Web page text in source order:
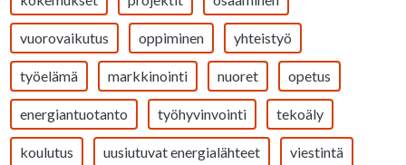
vuorovaikutus oppiminen yhteistyö
työelämä markkinointi nuoret opetus
energiantuotanto työhyvinvointi tekoäly
koulutus uusiutuvat energialähteet viestintä